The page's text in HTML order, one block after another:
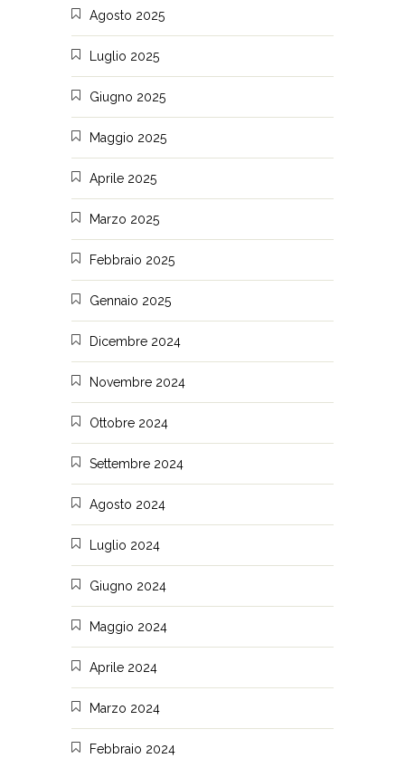
Agosto 2025
Luglio 2025
Giugno 2025
Maggio 2025
Aprile 2025
Marzo 2025
Febbraio 2025
Gennaio 2025
Dicembre 2024
Novembre 2024
Ottobre 2024
Settembre 2024
Agosto 2024
Luglio 2024
Giugno 2024
Maggio 2024
Aprile 2024
Marzo 2024
Febbraio 2024